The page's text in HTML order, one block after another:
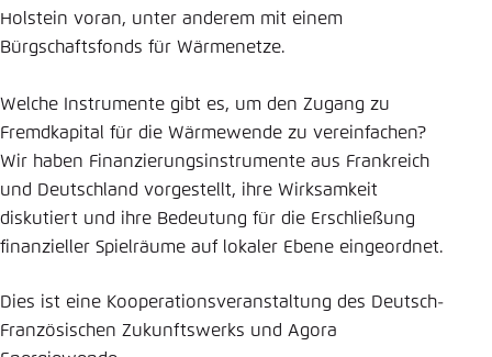
Holstein voran, unter anderem mit einem
Bürgschaftsfonds für Wärmenetze.
Welche Instrumente gibt es, um den Zugang zu
Fremdkapital für die Wärmewende zu vereinfachen?
Wir haben Finanzierungsinstrumente aus Frankreich
und Deutschland vorgestellt, ihre Wirksamkeit
diskutiert und ihre Bedeutung für die Erschließung
finanzieller Spielräume auf lokaler Ebene eingeordnet.
Dies ist eine Kooperationsveranstaltung des Deutsch-
Französischen Zukunftswerks und Agora